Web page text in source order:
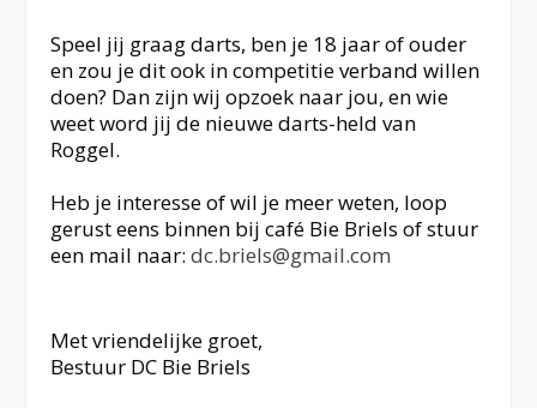
Speel jij graag darts, ben je 18 jaar of ouder
en zou je dit ook in competitie verband willen
doen? Dan zijn wij opzoek naar jou, en wie
weet word jij de nieuwe darts-held van
Roggel.
Heb je interesse of wil je meer weten, loop
gerust eens binnen bij café Bie Briels of stuur
een mail naar:dc.briels@gmail.com
Met vriendelijke groet,
Bestuur DC Bie Briels